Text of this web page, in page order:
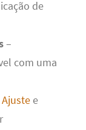
de
–
com uma
Ajustee